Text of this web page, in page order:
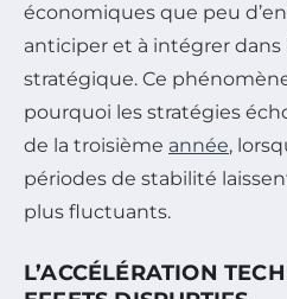
économiques que peu
anticiper et à intégrer
stratégique. Ce
pourquoi les stratégies
de la troisième année,
périodes de stabilité
plus fluctuants.
L’ACCÉLÉRATION